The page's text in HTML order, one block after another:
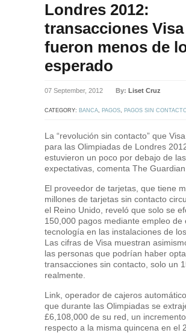
Londres 2012:
transacciones Visa
fueron menos de
esperado
07 September, 2012 By: Liset Cruz
CATEGORY: BANCA, PAGOS, PAGOS SIN
La “revolución sin contacto” que
para las Olimpiadas de Londres
estuvieron un poco por debajo de las
expectativas, comenta The Guardian.
El proveedor de tarjetas, que tiene
millones de tarjetas sin contacto
el Reino Unido, reveló que solo se
150,000 pagos mediante empleo de
tecnología en las instalaciones de
Las cifras de Visa muestran
las personas que podrían haber
transacciones sin contacto, solo un
realmente.
Link, operador de cajeros
que durante las Olimpiadas se
£6,108,000 de su red, un
respecto a la misma quincena en el